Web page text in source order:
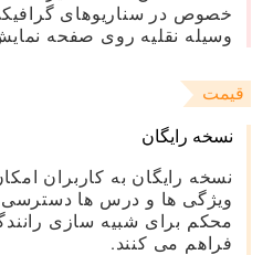
خصوص در سناریوهای
وسیله نقلیه روی صفحه
قیمت
نسخه رایگان
نسخه رایگان به کاربران
ویژگی ها و درس ها دسترسی
محکم برای شبیه سازی
فراهم می کنند.